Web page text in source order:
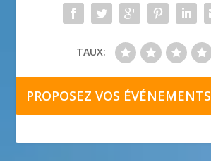
TAUX:
PROPOSEZ VOS ÉVÉNEMENTS